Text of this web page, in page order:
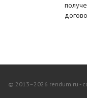
© 2013–2026 rendum.ru -